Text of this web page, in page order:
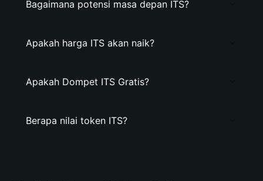
Bagaimana potensi masa depan ITS?
Apakah harga ITS akan naik?
Apakah Dompet ITS Gratis?
Berapa nilai token ITS?